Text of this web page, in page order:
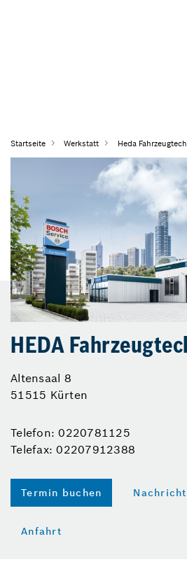
Startseite Werkstatt Heda
HEDA
Altensaal 8
51515 Kürten
Telefon: 0220781125
Telefax: 02207912388
Termin buchen
Anfahrt